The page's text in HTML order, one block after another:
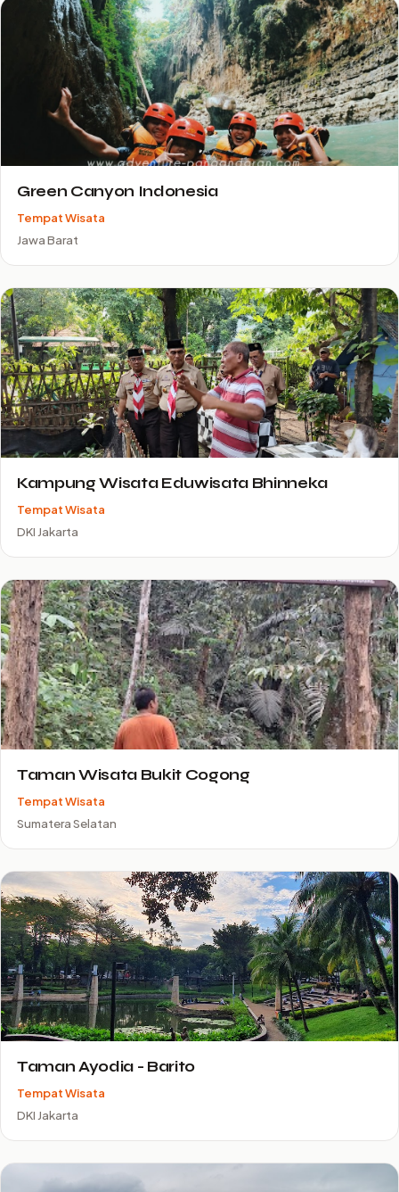
Green Canyon Indonesia
Tempat Wisata
Jawa Barat
Kampung Wisata Eduwisata Bhinneka
Tempat Wisata
DKI Jakarta
Taman Wisata Bukit Cogong
Tempat Wisata
Sumatera Selatan
Taman Ayodia - Barito
Tempat Wisata
DKI Jakarta